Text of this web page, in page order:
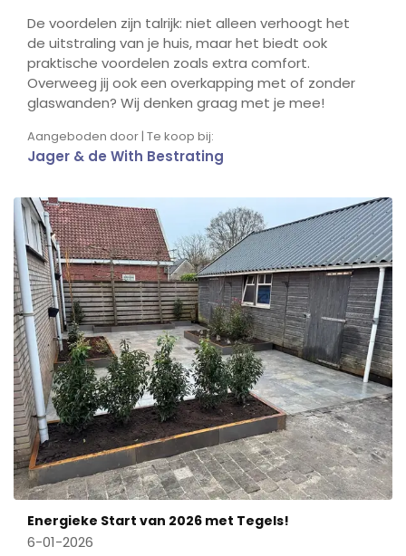
De voordelen zijn talrijk: niet alleen verhoogt het
de uitstraling van je huis, maar het biedt ook
praktische voordelen zoals extra comfort.
Overweeg jij ook een overkapping met of zonder
glaswanden? Wij denken graag met je mee!
Aangeboden door | Te koop bij:
Jager & de With Bestrating
Energieke Start van 2026 met Tegels!
6-01-2026